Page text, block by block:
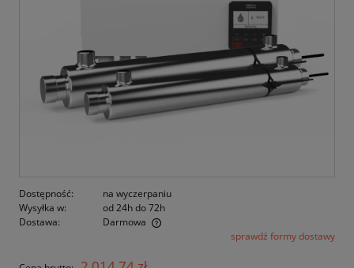
Dostępność:
na wyczerpaniu
Wysyłka w:
od 24h do 72h
Dostawa:
Darmowa
sprawdź formy dostawy